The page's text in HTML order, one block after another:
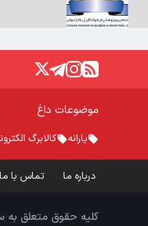
موضوعات داغ
یارانه کالابرگ
درباره ما تماس با ما
کلیه حقوق متعلق به